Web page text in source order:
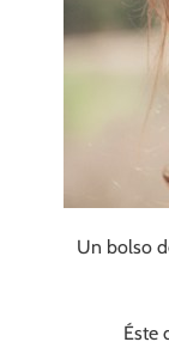
Un bolso
Éste